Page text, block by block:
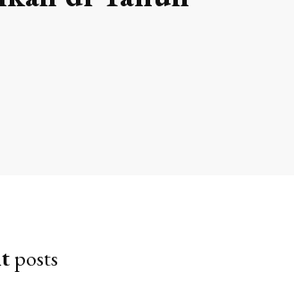
posts